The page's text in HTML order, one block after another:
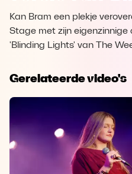
Kan Bram een plekje
Stage met zijn eigenzinnige
'Blinding Lights' van The
Gerelateerde video's